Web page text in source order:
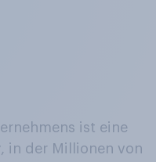
ist eine
in der Millionen von